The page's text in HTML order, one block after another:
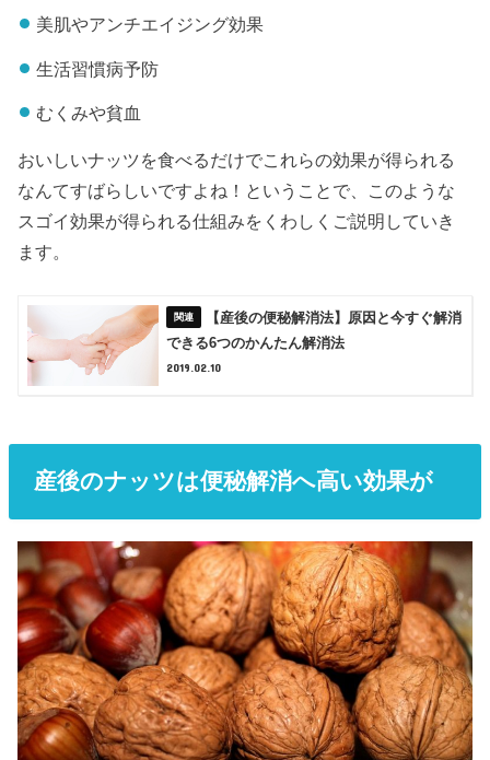
美肌やアンチエイジング効果
生活習慣病予防
むくみや貧血
おいしいナッツを食べるだけでこれらの効果が得られる
なんてすばらしいですよね！ということで、このような
スゴイ効果が得られる仕組みをくわしくご説明していき
ます。
【産後の便秘解消法】原因と今すぐ解消
できる6つのかんたん解消法
2019.02.10
産後のナッツは便秘解消へ高い効果が